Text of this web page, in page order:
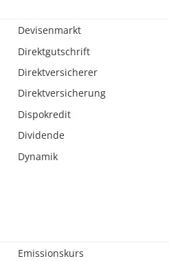
Devisenmarkt
Direktgutschrift
Direktversicherer
Direktversicherung
Dispokredit
Dividende
Dynamik
Emissionskurs